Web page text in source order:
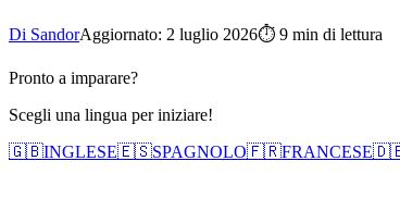
Di SandorAggiornato: 2 luglio 2026⏱ 9 min di lettura
Pronto a imparare?
Scegli una lingua per iniziare!
🇬🇧INGLESE🇪🇸SPAGNOLO🇫🇷FRANCESE